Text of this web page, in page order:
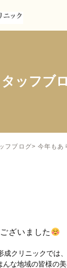
ッフブ
フブログ 今年もあ
ざいました
成クリニックでは
な地域の皆様の